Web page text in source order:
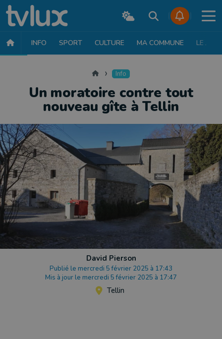
INFO SPORT CULTURE MA COMMUNE LE JT
Accueil Info
Un moratoire contre tout
nouveau gîte à Tellin
David Pierson
Publié le mercredi 5 février 2025 à 17:43
Mis à jour le mercredi 5 février 2025 à 17:47
Tellin